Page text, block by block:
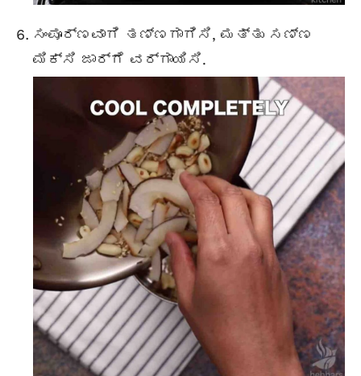
ಸಂಪೂರ್ಣವಾಗಿ ತಣ್ಣಗಾಗಿಸಿ, ಮತ್ತು ಸಣ್ಣ
ಮಿಕ್ಸಿ ಜಾರ್‌ಗೆ ವರ್ಗಾಯಿಸಿ.